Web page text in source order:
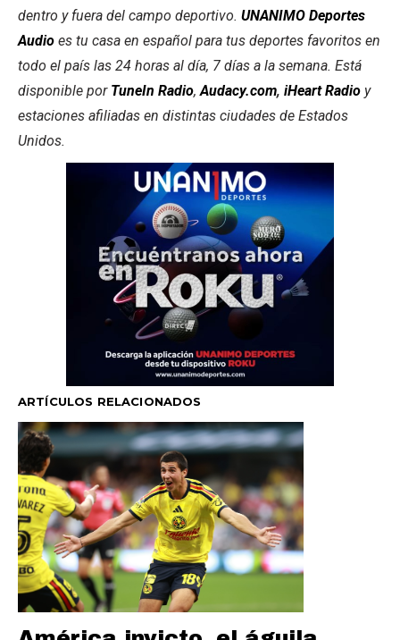
dentro y fuera del campo deportivo. UNANIMO Deportes
Audio es tu casa en español para tus deportes favoritos en
todo el país las 24 horas al día, 7 días a la semana. Está
disponible por TuneIn Radio,Audacy.com, iHeart Radio y
estaciones afiliadas en distintas ciudades de Estados
Unidos.
ARTÍCULOS RELACIONADOS